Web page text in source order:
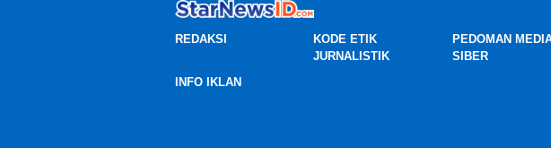
REDAKSI
KODE ETIK
JURNALISTIK
SIBER